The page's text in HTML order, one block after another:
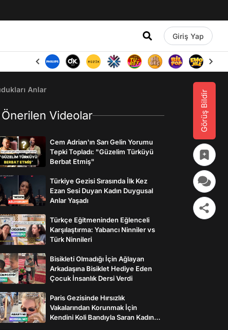
Giriş Yap
Görüş Bildir
Anlar
Önerilen Videolar
Cem Adrian'ın Sarı Gelin Yorumu
Tepki Topladı: "Güzelim Türküyü
Berbat Etmiş"
Türkiye Gezisi Sırasında İlk Kez
Ezan Sesi Duyan Kadın Duygusal
Anlar Yaşadı
Türkçe Eğitmeninden Eğlenceli
Karşılaştırma: Yabancı Ninniler vs
Türk Ninnileri
Bisikleti Olmadığı İçin Ağlayan
Arkadaşına Bisiklet Hediye Eden
Çocuk İnsanlık Dersi Verdi
Paris Gezisinde Hırsızlık
Vakalarından Korunmak İçin
Kendini Koli Bandıyla Saran Kadının